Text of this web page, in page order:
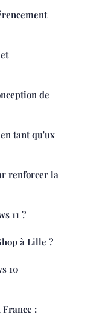
de
tant qu'ux
renforcer la
11 ?
à Lille ?
10
France :